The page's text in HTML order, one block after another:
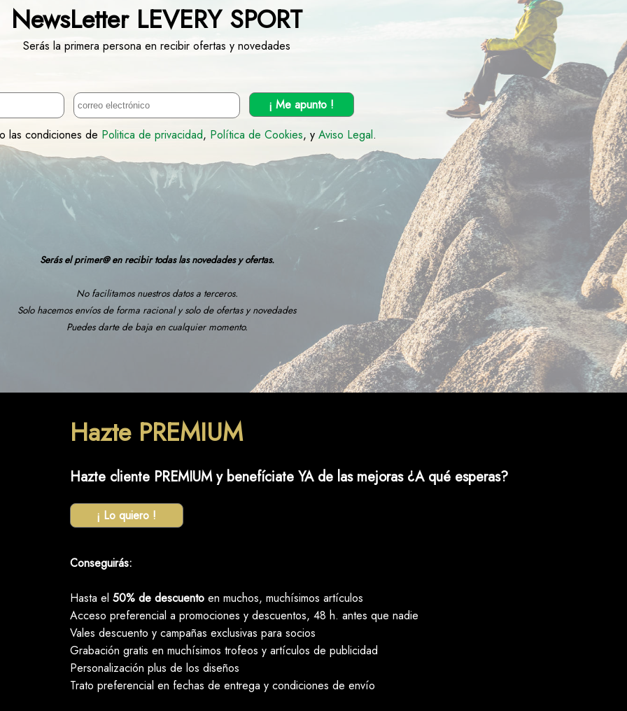
NewsLetter LEVERY SPORT
Serás la primera persona en recibir ofertas y novedades
¡ Me apunto !
las condiciones de Politica de privacidad, Política de Cookies, y Aviso Legal.
Serás el primer@ en recibir todas las novedades y ofertas.
No facilitamos nuestros datos a terceros.
Solo hacemos envíos de forma racional y solo de ofertas y novedades
Puedes darte de baja en cualquier momento.
Hazte PREMIUM
Hazte cliente PREMIUM y benefíciate YA de las mejoras ¿A qué esperas?
¡ Lo quiero !
Conseguirás:
Hasta el 50% de descuentoen muchos, muchísimos artículos
Acceso preferencial a promociones y descuentos, 48 h. antes que nadie
Vales descuento y campañas exclusivas para socios
Grabación gratis en muchísimos trofeos y artículos de publicidad
Personalización plus de los diseños
Trato preferencial en fechas de entrega y condiciones de envío